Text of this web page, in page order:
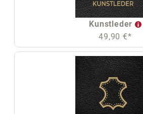
Kunstleder
49,90 €*